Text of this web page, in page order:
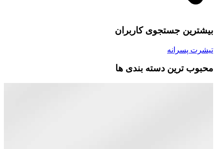
بیشترین جستجوی کاربران
تیشرت پسرانه
محبوب ترین دسته بندی ها